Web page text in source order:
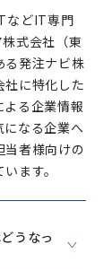
などIT専門
式会社（東
る発注ナビ株
社に特化した
る企業情報
なる企業へ
当者様向けの
ます。
うなっ